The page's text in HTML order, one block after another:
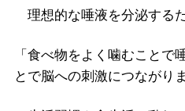
理想的な唾液を分泌する
「食べ物をよく噛むことで
とで脳への刺激につながりま